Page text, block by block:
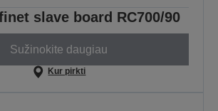
slave board RC700/90
Sužinokite daugiau
Kur pirkti